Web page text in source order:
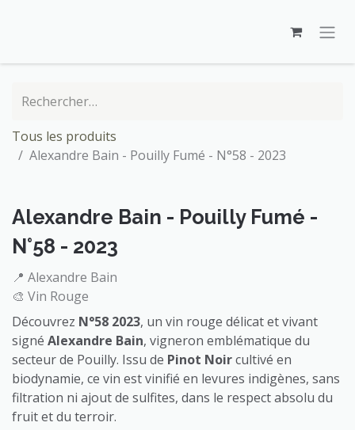
Tous les produits
Alexandre Bain - Pouilly Fumé - N°58 - 2023
Alexandre Bain - Pouilly Fumé -
N°58 - 2023
📍 Alexandre Bain
🎨 Vin Rouge
Découvrez N°58 2023, un vin rouge délicat et vivant
signé Alexandre Bain, vigneron emblématique du
secteur de Pouilly. Issu de Pinot Noircultivé en
biodynamie, ce vin est vinifié en levures indigènes, sans
filtration ni ajout de sulfites, dans le respect absolu du
fruit et du terroir.